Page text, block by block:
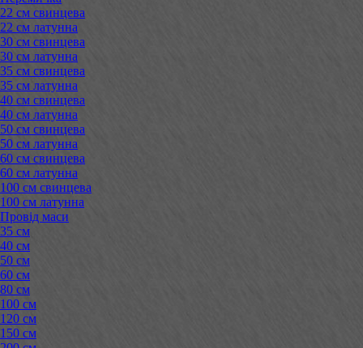
22 см свинцева
22 см латунна
30 см свинцева
30 см латунна
35 см свинцева
35 см латунна
40 см свинцева
40 см латунна
50 см свинцева
50 см латунна
60 см свинцева
60 см латунна
100 см свинцева
100 см латунна
Провід маси
35 см
40 см
50 см
60 см
80 см
100 см
120 см
150 см